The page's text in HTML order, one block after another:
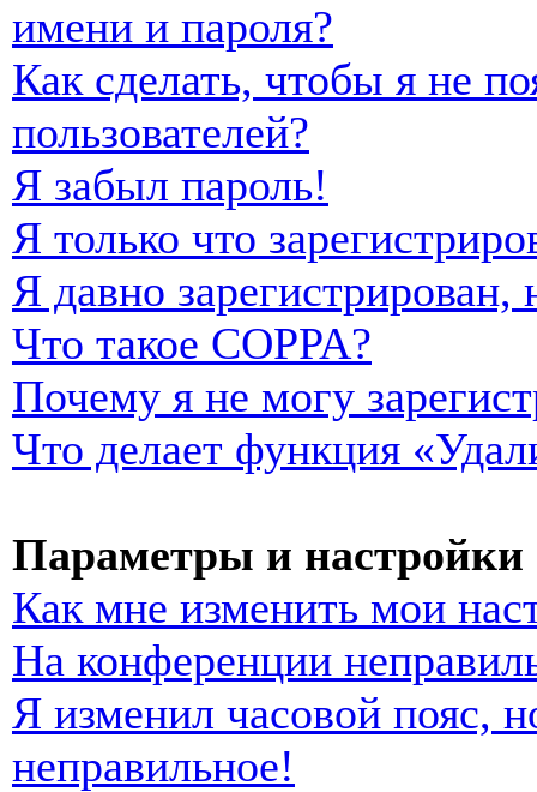
имени и пароля?
Как сделать, чтобы я не
пользователей?
Я забыл пароль!
Я только что
Я давно
Что такое COPPA?
Почему я не могу
Что делает функция
Параметры и настройки
Как мне изменить мои
На конференции
Я изменил часовой пояс,
неправильное!